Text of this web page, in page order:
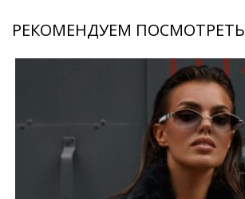
РЕКОМЕНДУЕМ ПОСМОТРЕТЬ